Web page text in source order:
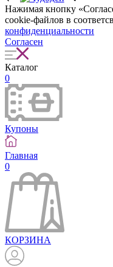
Нажимая кнопку
cookie-файлов в
конфиденциальности
Согласен
Каталог
0
Купоны
Главная
0
КОРЗИНА